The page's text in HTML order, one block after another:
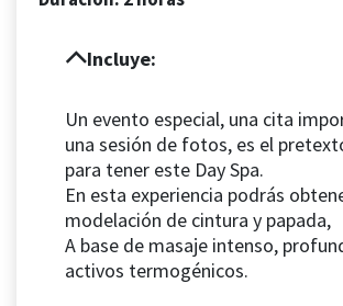
Incluye:
Un evento especial, una cita
una sesión de fotos, es el
para tener este Day Spa.
En esta experiencia podrás
modelación de cintura y papada,
A base de masaje intenso,
activos termogénicos.